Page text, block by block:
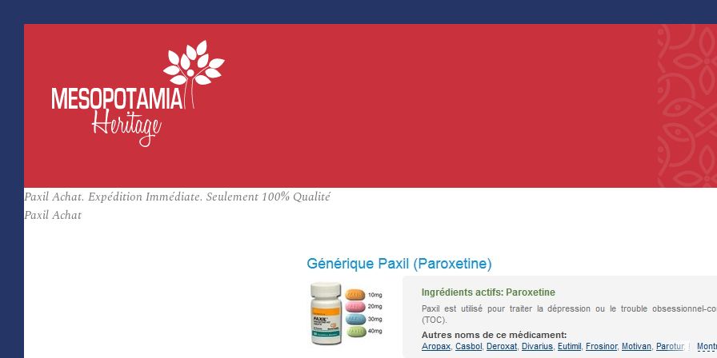
Paxil Achat. Expédition Immédiate. Seulement 100% Qualité
Paxil Achat